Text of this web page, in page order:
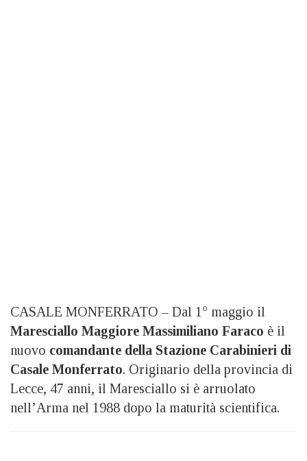
CASALE MONFERRATO – Dal 1° maggio il
Maresciallo Maggiore Massimiliano Faraco è il
nuovo comandante della Stazione Carabinieri di
Casale Monferrato. Originario della provincia di
Lecce, 47 anni, il Maresciallo si è arruolato
nell’Arma nel 1988 dopo la maturità scientifica.